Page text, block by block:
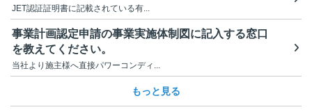
JET認証証明書に記載されている有...
事業計画認定申請の事業実施体制図に記入する窓口
を教えてください。
当社より施主様へ直接パワーコンディ...
もっと見る